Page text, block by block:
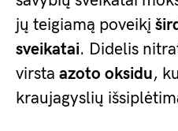
jų teigiamą poveikį
sveikatai. Didelis
virsta azoto oksidu,
kraujagyslių